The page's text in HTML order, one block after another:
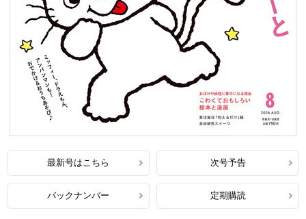
最新号はこちら 次号予告
バックナンバー 定期購読